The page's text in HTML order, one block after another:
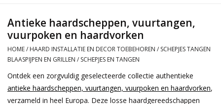
Toebehoren
Kacheltjes
Tafels
Antieke haardscheppen, vuurtangen,
vuurpoken en haardvorken
HOME/ HAARD INSTALLATIE EN DECOR TOEBEHOREN / SCHEPJES TANGEN
BLAASPIJPEN EN GRILLEN / SCHEPJES EN TANGEN
Ontdek een zorgvuldig geselecteerde collectie authentieke
antieke haardscheppen, vuurtangen, vuurpoken en haardvorken,
verzameld in heel Europa. Deze losse haardgereedschappen